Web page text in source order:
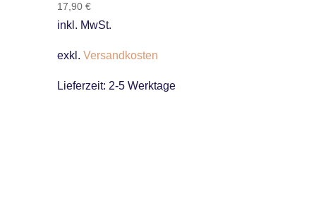
17,90 €
inkl. MwSt.
exkl. Versandkosten
Lieferzeit: 2-5 Werktage